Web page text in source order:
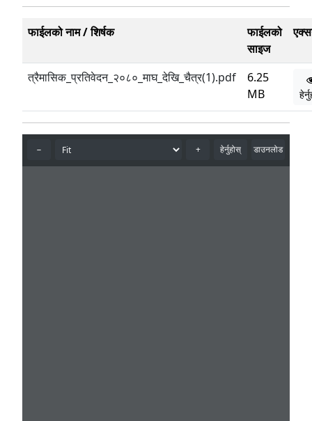
फाईलको नाम / शिर्षक
फाईलको
साइज
त्रैमासिक_प्रतिवेदन_२०८०_माघ_देखि_चैत्र(1).pdf
6.25
MB